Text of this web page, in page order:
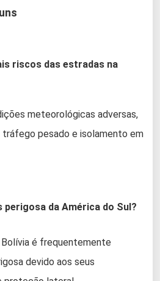
riscos das estradas na
meteorológicas adversas,
pesado e isolamento em
perigosa da América do Sul?
é frequentemente
devido aos seus